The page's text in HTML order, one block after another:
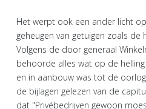
Het werpt ook een ander licht
geheugen van getuigen zoals de
Volgens de door generaal
behoorde alles wat op de
en in aanbouw was tot de
de bijlagen gelezen van de
dat "Privébedrijven gewoon